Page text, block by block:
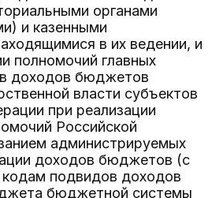
органами
и казенными
в их ведении, и
полномочий главных
доходов бюджетов
власти субъектов
при реализации
Российской
администрируемых
доходов бюджетов (с
кодам подвидов доходов
бюджетной системы